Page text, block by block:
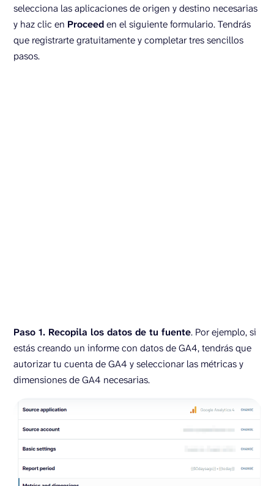
selecciona las aplicaciones de origen y destino necesarias
y haz clic en Proceeden el siguiente formulario. Tendrás
que registrarte gratuitamente y completar tres sencillos
pasos.
Paso 1. Recopila los datos de tu fuente. Por ejemplo, si
estás creando un informe con datos de GA4, tendrás que
autorizar tu cuenta de GA4 y seleccionar las métricas y
dimensiones de GA4 necesarias.